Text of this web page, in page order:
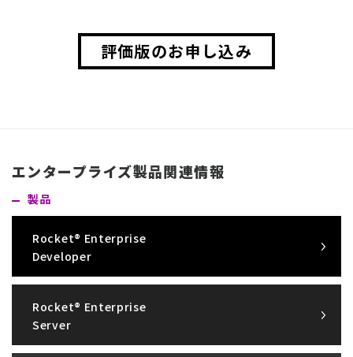
評価版のお申し込み
エンタープライズ製品関連情報
製品
Rocket® Enterprise
Developer
Rocket® Enterprise
Server